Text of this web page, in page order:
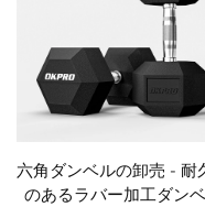
六角ダンベルの卸売 - 耐
のあるラバー加工ダン